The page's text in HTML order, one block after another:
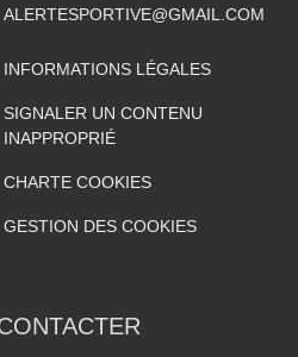
ALERTESPORTIVE@GMAIL.COM
INFORMATIONS LÉGALES
SIGNALER UN CONTENU
INAPPROPRIÉ
CHARTE COOKIES
GESTION DES COOKIES